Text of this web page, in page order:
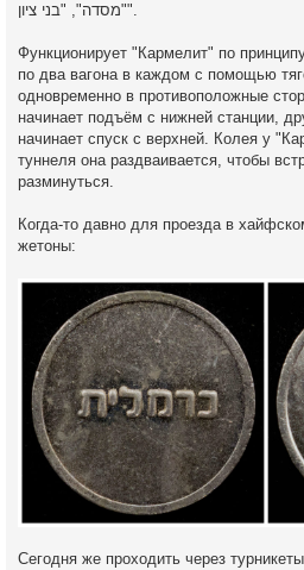
"מסדה", "בני ציון".
Функционирует "Кармелит" по
по два вагона в каждом с помощью
одновременно в противоположные
начинает подъём с нижней станции,
начинает спуск с верхней. Колея у
туннеля она раздваивается, чтобы
разминуться.
Когда-то давно для проезда в
жетоны:
Сегодня же проходить через